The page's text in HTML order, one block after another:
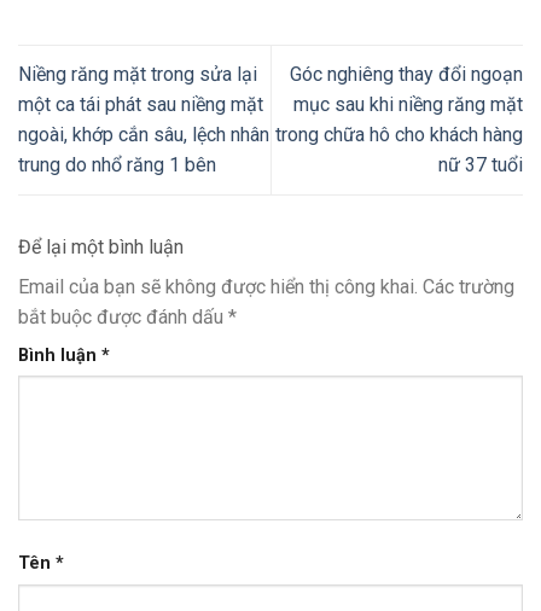
Niềng răng mặt trong sửa lại
một ca tái phát sau niềng mặt
ngoài, khớp cắn sâu, lệch nhân
trung do nhổ răng 1 bên
Góc nghiêng thay đổi ngoạn
mục sau khi niềng răng mặt
trong chữa hô cho khách hàng
nữ 37 tuổi
Để lại một bình luận
Email của bạn sẽ không được hiển thị công khai. Các trường
bắt buộc được đánh dấu *
Bình luận *
Tên *